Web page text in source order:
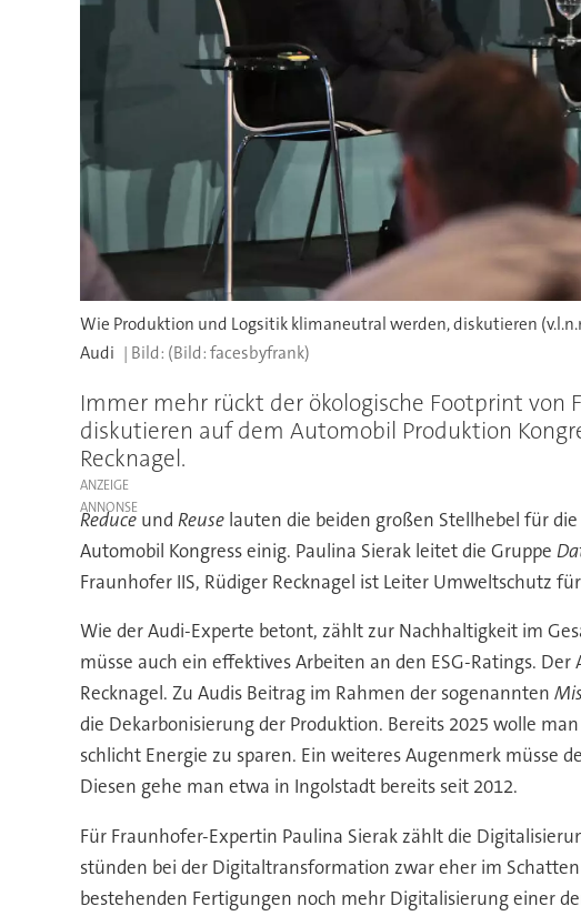
Wie Produktion und Logsitik klimaneutral werden, diskutieren
Audi
(Bild: facesbyfrank)
Immer mehr rückt der ökologische Footprint von
diskutieren auf dem Automobil Produktion
Recknagel.
ANZEIGE
Reduceund Reuselauten die beiden großen Stellhebel für
Automobil Kongress einig. Paulina Sierak leitet die Gruppe
Fraunhofer IIS, Rüdiger Recknagel ist Leiter Umweltschutz
Wie der Audi-Experte betont, zählt zur Nachhaltigkeit im
müsse auch ein effektives Arbeiten an den ESG-Ratings.
Recknagel. Zu Audis Beitrag im Rahmen der sogenannten
die Dekarbonisierung der Produktion. Bereits 2025 wolle
schlicht Energie zu sparen. Ein weiteres Augenmerk müsse
Diesen gehe man etwa in Ingolstadt bereits seit 2012.
Für Fraunhofer-Expertin Paulina Sierak zählt die
stünden bei der Digitaltransformation zwar eher im
bestehenden Fertigungen noch mehr Digitalisierung einer